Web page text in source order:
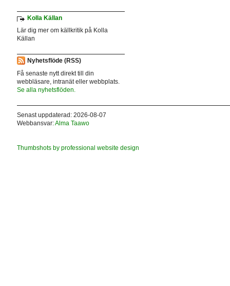
Kolla Källan
Lär dig mer om källkritik på Kolla
Källan
Nyhetsflöde (RSS)
Få senaste nytt direkt till din
webbläsare, intranät eller webbplats.
Se alla nyhetsflöden.
Senast uppdaterad: 2026-08-07
Webbansvar:Alma Taawo
Thumbshots by professional website design